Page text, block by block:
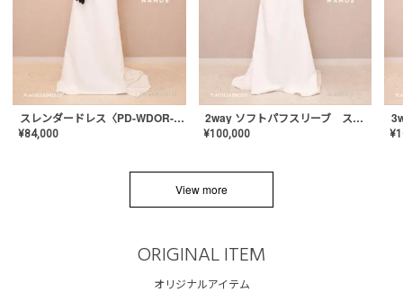
スレンダードレス〈PD-WDOR-2110〉
¥84,000
2way ソフトパフスリーブ スレンダードレス〈PD-WDOR-2112〉
¥100,000 ¥
View more
ORIGINAL ITEM
オリジナルアイテム